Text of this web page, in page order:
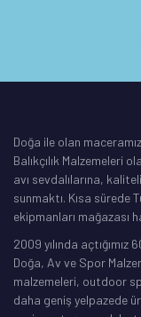
Doğa ile olan
Balıkçılık Malzemeleri
avı sevdalılarına,
sunmaktı. Kısa sürede
ekipmanları mağazası
2009 yılında
Doğa, Av ve Spor
malzemeleri, outdoor
daha geniş yelpazede